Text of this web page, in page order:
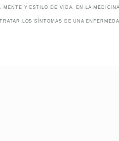
MENTE Y ESTILO DE VIDA. EN LA MEDICINA
LOS SÍNTOMAS DE UNA